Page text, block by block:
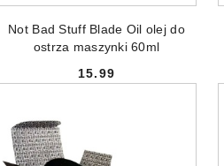
Not Bad Stuff Blade Oil olej do
ostrza maszynki 60ml
Cena:
15.99